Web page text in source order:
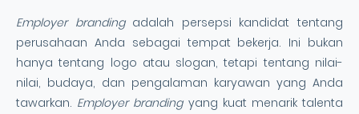
Employer brandingadalah persepsi kandidat tentang
perusahaan Anda sebagai tempat bekerja. Ini bukan
hanya tentang logo atau slogan, tetapi tentang nilai-
nilai, budaya, dan pengalaman karyawan yang Anda
tawarkan. Employer brandingyang kuat menarik talenta